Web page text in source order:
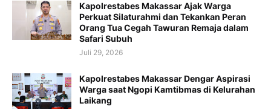
Kapolrestabes Makassar Ajak Warga
Perkuat Silaturahmi dan Tekankan Peran
Orang Tua Cegah Tawuran Remaja dalam
Safari Subuh
Juli 29, 2026
Kapolrestabes Makassar Dengar Aspirasi
Warga saat Ngopi Kamtibmas di Kelurahan
Laikang